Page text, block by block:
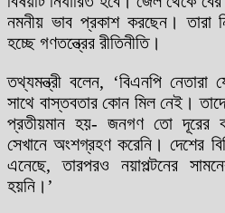
নমনীয় ভাব প্রকাশ করছেন। তারা
হচ্ছে গণতন্ত্রের রীতিনীতি।
তথ্যমন্ত্রী বলেন, ‘বিএনপি নেতারা
সাথে বাস্তবতার কোন মিল নেই।
প্রতীয়মান হয়- জনগণ তো দূরের
সেখানে অংশগ্রহণ করেনি। দেশের
এনেছে, তারপরও নয়াপল্টনের
হয়নি।’